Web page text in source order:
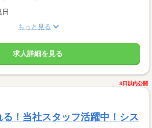
もっと見る
求人詳細を見る
3日以内公開
！当社スタッフ活躍中！シス